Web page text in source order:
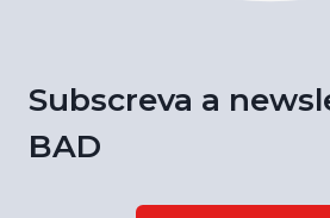
Subscreva a
BAD